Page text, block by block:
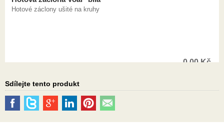
Hotové záclony ušité na kruhy
0,00Kč
Sdílejte tento produkt